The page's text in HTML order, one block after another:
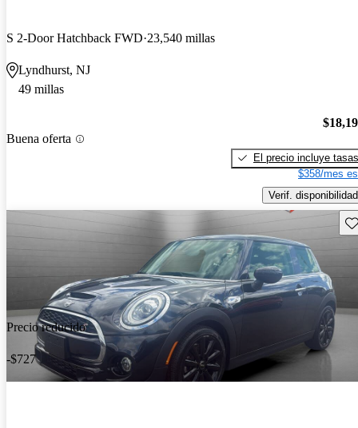
S 2-Door Hatchback FWD 23,540 millas
Lyndhurst, NJ
49 millas
Buena oferta
El precio incluye tasas
$358/mes
Verif. disponibilidad
Precio reducido
-$727